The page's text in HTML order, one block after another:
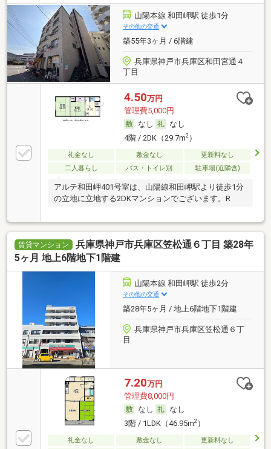
山陽本線 和田岬駅 徒歩1分
その他の交通
築55年3ヶ月 / 6階建
兵庫県神戸市兵庫区和田宮通４
丁目
4.50万円
管理費5,000円
なし
なし
4階 / 2DK（29.7m2）
礼金なし 敷金なし
更新料なし
二人暮らし
バス・トイレ別 駐車場(近隣含)
アルテ和田岬401号室は、山陽線和田岬駅より徒歩1分
の立地に立地する2DKマンションでございます。R
賃貸マンション
兵庫県神戸市兵庫区笠松通６丁目 築28年
5ヶ月 地上6階地下1階建
山陽本線 和田岬駅 徒歩2分
その他の交通
築28年5ヶ月 / 地上6階地下1階建
兵庫県神戸市兵庫区笠松通６丁
目
7.20万円
管理費8,000円
なし
なし
3階 / 1LDK（46.95m2）
礼金なし 敷金なし
更新料なし